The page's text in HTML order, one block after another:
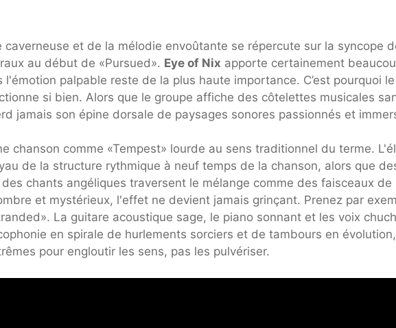
et de la mélodie envoûtante se répercute sur la syncope
au début de «Pursued». Eye of Nix apporte certainement
palpable reste de la plus haute importance. C’est pourquoi le
si bien. Alors que le groupe affiche des côtelettes musicales
jamais son épine dorsale de paysages sonores passionnés et
chanson comme «Tempest» lourde au sens traditionnel du terme.
de la structure rythmique à neuf temps de la chanson, alors que
chants angéliques traversent le mélange comme des faisceaux de
et mystérieux, l'effet ne devient jamais grinçant. Prenez par
La guitare acoustique sage, le piano sonnant et les voix
en spirale de hurlements sorciers et de tambours en
pour engloutir les sens, pas les pulvériser.